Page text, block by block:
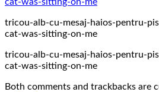
tricou-alb-cu-mesaj-haios-pentru-
cat-was-sitting-on-me
tricou-alb-cu-mesaj-haios-pentru-
cat-was-sitting-on-me
Both comments and trackbacks are